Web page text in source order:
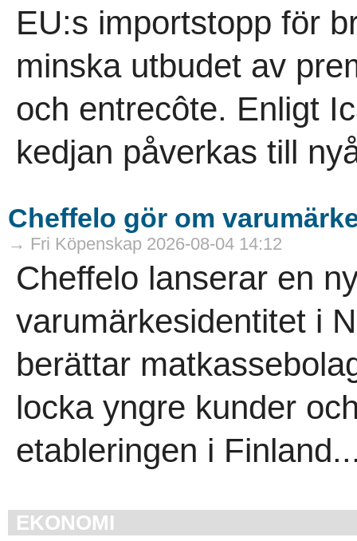
EU:s importstopp för
minska utbudet av
och entrecôte. Enligt
kedjan påverkas till
Cheffelo gör om
→ Fri Köpenskap 2026-08-04 14:12
Cheffelo lanserar en
varumärkesidentitet i
berättar
locka yngre kunder
etableringen i
EKONOMI